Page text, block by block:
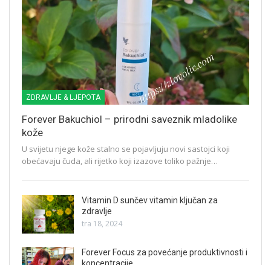
ZDRAVLJE & LJEPOTA
Forever Bakuchiol – prirodni saveznik mladolike
kože
U svijetu njege kože stalno se pojavljuju novi sastojci koji
obećavaju čuda, ali rijetko koji izazove toliko pažnje…
Vitamin D sunčev vitamin ključan za
zdravlje
tra 18, 2024
Forever Focus za povećanje produktivnosti i